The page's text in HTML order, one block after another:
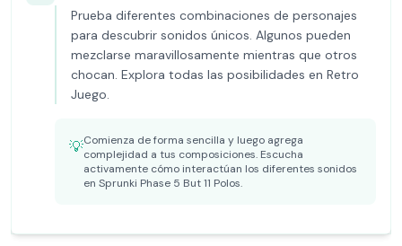
Prueba diferentes combinaciones de personajes
para descubrir sonidos únicos. Algunos pueden
mezclarse maravillosamente mientras que otros
chocan. Explora todas las posibilidades en Retro
Juego.
💡Comienza de forma sencilla y luego agrega
complejidad a tus composiciones. Escucha
activamente cómo interactúan los diferentes sonidos
en Sprunki Phase 5 But 11 Polos.